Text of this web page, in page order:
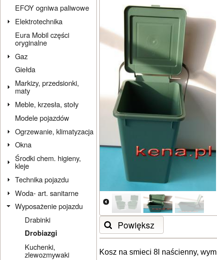
EFOY ogniwa paliwowe
Elektrotechnika
Eura Mobil części
oryginalne
Gaz
Giełda
Markizy, przedsionki,
maty
Meble, krzesła, stoły
Modele pojazdów
Ogrzewanie, klimatyzacja
Okna
Środki chem. higieny,
kleje
Technika pojazdu
Woda- art. sanitarne
Wyposażenie pojazdu
Drabinki
Drobiazgi
Kuchenki,
zlewozmywaki
Powiększ
Kosz na smieci 8l naścienny,